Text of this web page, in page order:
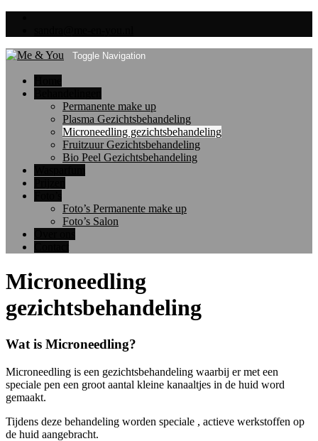
Toggle Navigation
Permanente make up
Plasma Gezichtsbehandeling
Microneedling gezichtsbehandeling
Fruitzuur Gezichtsbehandeling
Bio Peel Gezichtsbehandeling
Foto’s Permanente make up
Foto’s Salon
Microneedling
gezichtsbehandeling
Wat is Microneedling?
Microneedling is een gezichtsbehandeling waarbij er met een
speciale pen een groot aantal kleine kanaaltjes in de huid word
gemaakt.
Tijdens deze behandeling worden speciale , actieve werkstoffen op
de huid aangebracht.